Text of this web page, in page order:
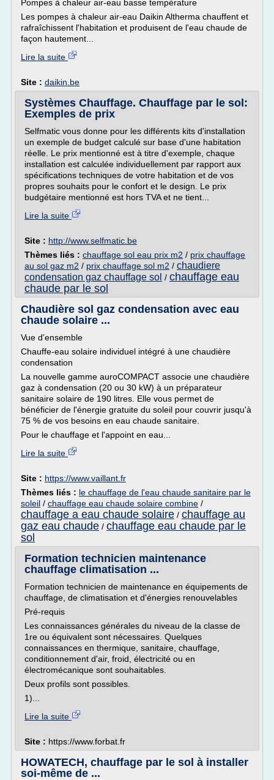
Pompes à chaleur air-eau basse température
Les pompes à chaleur air-eau Daikin Altherma chauffent et
rafraîchissent l'habitation et produisent de l'eau chaude de
façon hautement...
Lire la suite
Site : daikin.be
Systèmes Chauffage. Chauffage par le sol:
Exemples de prix
Selfmatic vous donne pour les différents kits d'installation
un exemple de budget calculé sur base d'une habitation
réelle. Le prix mentionné est à titre d'exemple, chaque
installation est calculée individuellement par rapport aux
spécifications techniques de votre habitation et de vos
propres souhaits pour le confort et le design. Le prix
budgétaire mentionné est hors TVA et ne tient...
Lire la suite
Site : http://www.selfmatic.be
Thèmes liés : chauffage sol eau prix m2 / prix chauffage
au sol gaz m2 / prix chauffage sol m2 / chaudiere
condensation gaz chauffage sol / chauffage eau
chaude par le sol
Chaudière sol gaz condensation avec eau
chaude solaire ...
Vue d'ensemble
Chauffe-eau solaire individuel intégré à une chaudière
condensation
La nouvelle gamme auroCOMPACT associe une chaudière
gaz à condensation (20 ou 30 kW) à un préparateur
sanitaire solaire de 190 litres. Elle vous permet de
bénéficier de l'énergie gratuite du soleil pour couvrir jusqu'à
75 % de vos besoins en eau chaude sanitaire.
Pour le chauffage et l'appoint en eau...
Lire la suite
Site : https://www.vaillant.fr
Thèmes liés : le chauffage de l'eau chaude sanitaire par le
soleil / chauffage eau chaude solaire combine /
chauffage a eau chaude solaire / chauffage au
gaz eau chaude / chauffage eau chaude par le
sol
Formation technicien maintenance
chauffage climatisation ...
Formation technicien de maintenance en équipements de
chauffage, de climatisation et d'énergies renouvelables
Pré-requis
Les connaissances générales du niveau de la classe de
1re ou équivalent sont nécessaires. Quelques
connaissances en thermique, sanitaire, chauffage,
conditionnement d'air, froid, électricité ou en
électromécanique sont souhaitables.
Deux profils sont possibles.
1)...
Lire la suite
Site : https://www.forbat.fr
HOWATECH, chauffage par le sol à installer
soi-même de ...